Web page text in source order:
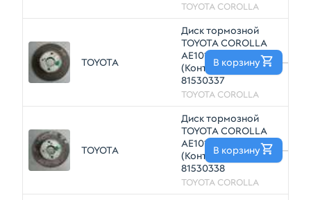
TOYOTA COROLLA
TOYOTA
Диск тормозной
TOYOTA COROLLA
AE101 Зад
(Контрактный)
81530337
TOYOTA COROLLA
—
В корзину
TOYOTA
Диск тормозной
TOYOTA COROLLA
AE101 Зад
(Контрактный)
81530338
TOYOTA COROLLA
—
В корзину